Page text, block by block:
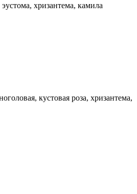
хризантема, камила
кустовая роза, хризантема,